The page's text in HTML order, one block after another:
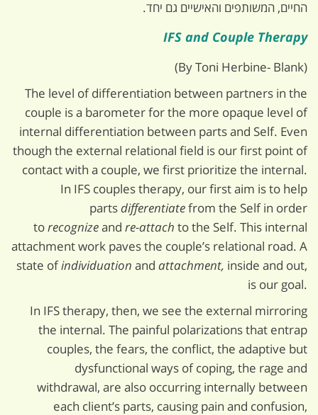
החיים, המשותפים והאישיים גם יחד.
IFS and Couple Therapy
(By Toni Herbine- Blank)
The level of differentiation between partners in the
couple is a barometer for the more opaque level of
internal differentiation between parts and Self. Even
though the external relational field is our first point of
contact with a couple, we first prioritize the internal.
In IFS couples therapy, our first aim is to help
partsdifferentiatefrom the Self in order
torecognizeand re-attach to the Self. This internal
attachment work paves the couple’s relational road. A
state ofindividuation and attachment, inside and out,
is our goal.
In IFS therapy, then, we see the external mirroring
the internal. The painful polarizations that entrap
couples, the fears, the conflict, the adaptive but
dysfunctional ways of coping, the rage and
withdrawal, are also occurring internally between
each client’s parts, causing pain and confusion,